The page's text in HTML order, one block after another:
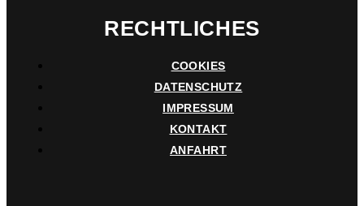
RECHTLICHES
COOKIES
DATENSCHUTZ
IMPRESSUM
KONTAKT
ANFAHRT